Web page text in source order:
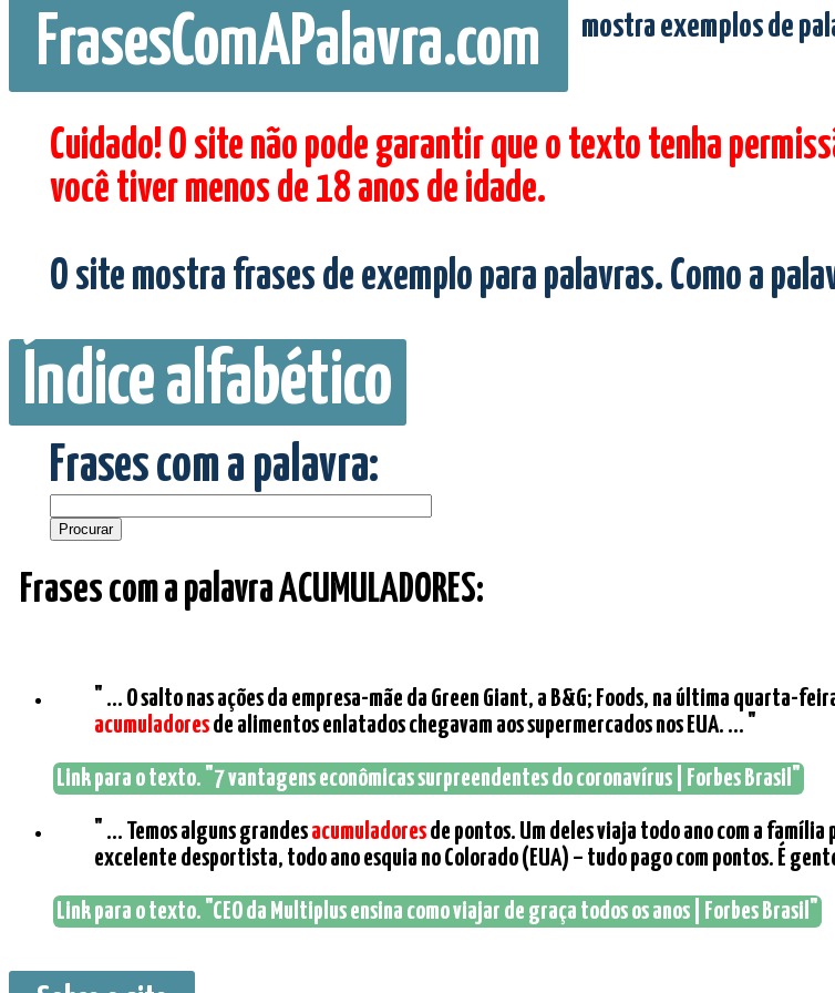
FrasesComAPalavra.com mostra exemplos de
Cuidado! O site não pode garantir que o texto tenha
você tiver menos de 18 anos de idade.
O site mostra frases de exemplo para palavras. Como a
Índice alfabético
Frases com a palavra:
Frases com a palavra ACUMULADORES:
" ... O salto nas ações da empresa-mãe da Green Giant, a B&G; Foods, na última quarta-
acumuladoresde alimentos enlatados chegavam aos supermercados nos EUA. ... "
Link para o texto. "7 vantagens econômicas surpreendentes do coronavírus | Forbes Brasil"
" ... Temos alguns grandesacumuladoresde pontos. Um deles viaja todo ano com a
excelente desportista, todo ano esquia no Colorado (EUA) – tudo pago com pontos. É
Link para o texto. "CEO da Multiplus ensina como viajar de graça todos os anos | Forbes Brasil"